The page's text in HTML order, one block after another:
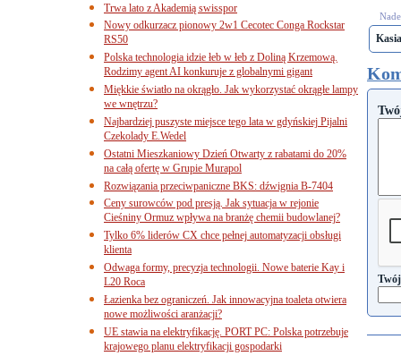
Trwa lato z Akademią swisspor
Nowy odkurzacz pionowy 2w1 Cecotec Conga Rockstar
RS50
Polska technologia idzie łeb w łeb z Doliną Krzemową.
Rodzimy agent AI konkuruje z globalnymi gigant
Miękkie światło na okrągło. Jak wykorzystać okrągłe lampy
we wnętrzu?
Najbardziej puszyste miejsce tego lata w gdyńskiej Pijalni
Czekolady E.Wedel
Ostatni Mieszkaniowy Dzień Otwarty z rabatami do 20%
na całą ofertę w Grupie Murapol
Rozwiązania przeciwpaniczne BKS: dźwignia B-7404
Ceny surowców pod presją. Jak sytuacja w rejonie
Cieśniny Ormuz wpływa na branżę chemii budowlanej?
Tylko 6% liderów CX chce pełnej automatyzacji obsługi
klienta
Odwaga formy, precyzja technologii. Nowe baterie Kay i
L20 Roca
Łazienka bez ograniczeń. Jak innowacyjna toaleta otwiera
nowe możliwości aranżacji?
UE stawia na elektryfikację. PORT PC: Polska potrzebuje
krajowego planu elektryfikacji gospodarki